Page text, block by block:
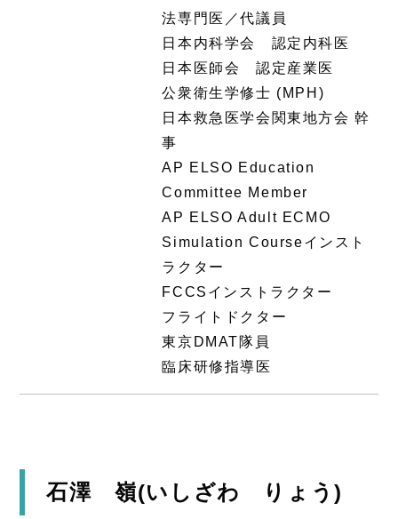
法専門医／代議員
日本内科学会 認定内科医
日本医師会 認定産業医
公衆衛生学修士 (MPH)
日本救急医学会関東地方会 幹
事
AP ELSO Education
Committee Member
AP ELSO Adult ECMO
Simulation Courseインスト
ラクター
FCCSインストラクター
フライトドクター
東京DMAT隊員
臨床研修指導医
石澤 嶺(いしざわ りょう)